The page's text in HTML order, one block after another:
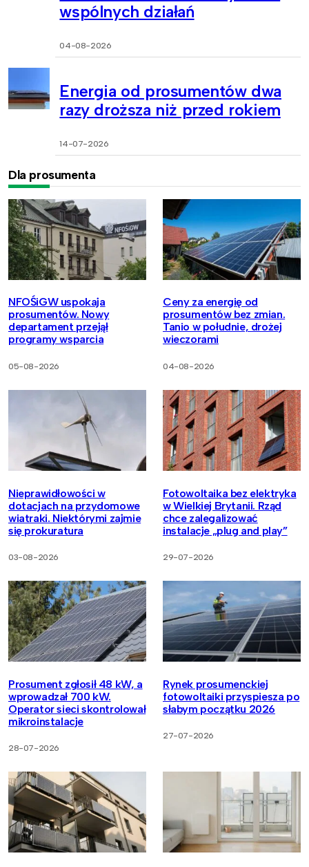
wspólnych działań
04-08-2026
Energia od prosumentów dwa
razy droższa niż przed rokiem
14-07-2026
Dla prosumenta
NFOŚiGW uspokaja
prosumentów. Nowy
departament przejął
programy wsparcia
05-08-2026
Ceny za energię od
prosumentów bez zmian.
Tanio w południe, drożej
wieczorami
04-08-2026
Nieprawidłowości w
dotacjach na przydomowe
wiatraki. Niektórymi zajmie
się prokuratura
03-08-2026
Fotowoltaika bez elektryka
w Wielkiej Brytanii. Rząd
chce zalegalizować
instalacje „plug and play”
29-07-2026
Prosument zgłosił 48 kW, a
wprowadzał 700 kW.
Operator sieci skontrolował
mikroinstalacje
28-07-2026
Rynek prosumenckiej
fotowoltaiki przyspiesza po
słabym początku 2026
27-07-2026